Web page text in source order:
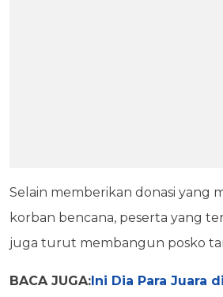
Selain memberikan donasi yang
korban bencana, peserta yang
juga turut membangun posko
BACA JUGA:Ini Dia Para Juara